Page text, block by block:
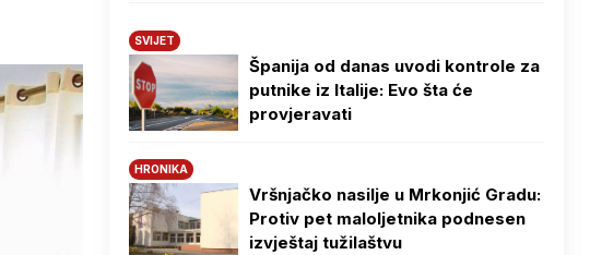
SVIJET
Španija od danas uvodi kontrole za
putnike iz Italije: Evo šta će
provjeravati
HRONIKA
Vršnjačko nasilje u Mrkonjić Gradu:
Protiv pet maloljetnika podnesen
izvještaj tužilaštvu